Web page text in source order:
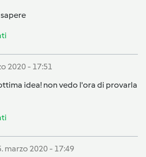
2020 - 17:51
idea! non vedo l'ora di provarla
marzo 2020 - 17:49